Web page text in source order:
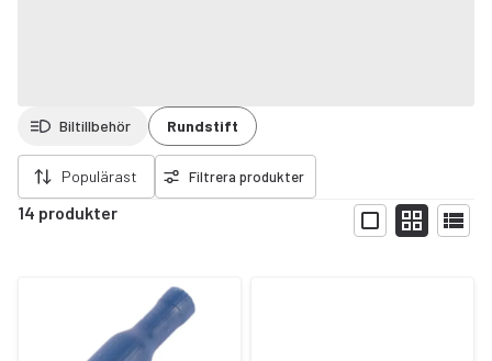
Biltillbehör Rundstift
Populärast Filtrera produkter
14 produkter
Visa
filter